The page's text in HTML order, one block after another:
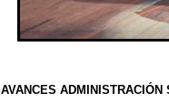
AVANCES